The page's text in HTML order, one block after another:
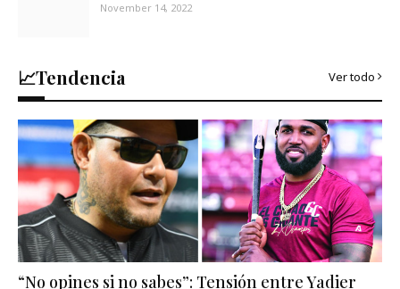
November 14, 2022
📈Tendencia Ver todo
“No opines si no sabes”: Tensión entre Yadier